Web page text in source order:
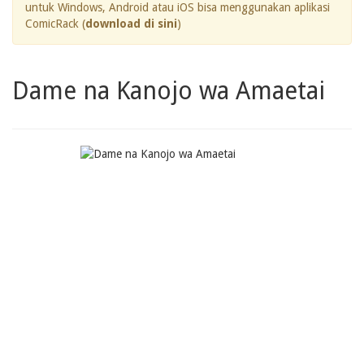
untuk Windows, Android atau iOS bisa menggunakan aplikasi
ComicRack (download di sini)
Dame na Kanojo wa Amaetai